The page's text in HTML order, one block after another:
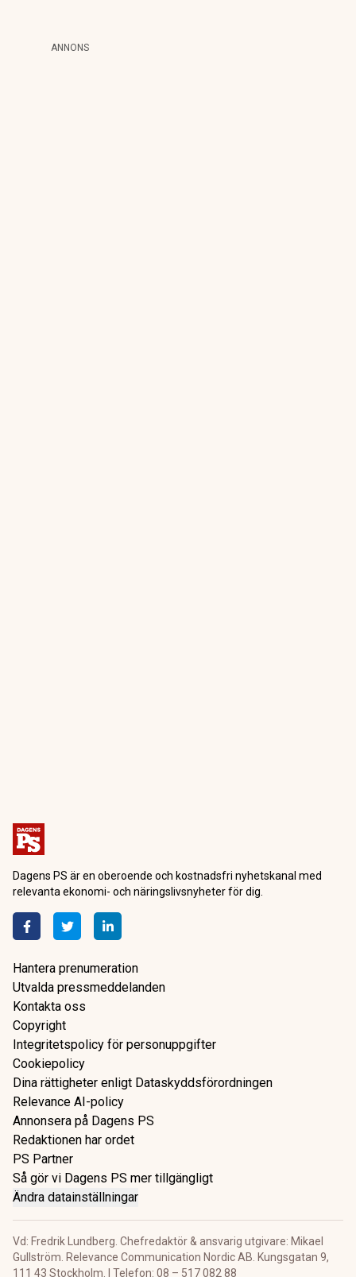
ANNONS
Dagens PS är en oberoende och kostnadsfri nyhetskanal med
relevanta ekonomi- och näringslivsnyheter för dig.
Hantera prenumeration
Utvalda pressmeddelanden
Kontakta oss
Copyright
Integritetspolicy för personuppgifter
Cookiepolicy
Dina rättigheter enligt Dataskyddsförordningen
Relevance AI-policy
Annonsera på Dagens PS
Redaktionen har ordet
PS Partner
Så gör vi Dagens PS mer tillgängligt
Ändra datainställningar
Vd: Fredrik Lundberg. Chefredaktör & ansvarig utgivare: Mikael
Gullström. Relevance Communication Nordic AB. Kungsgatan 9,
111 43 Stockholm. | Telefon: 08 – 517 082 88